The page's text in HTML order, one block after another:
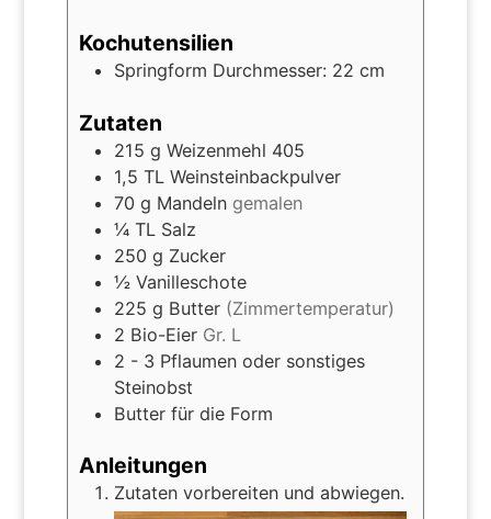
Kochutensilien
Springform Durchmesser: 22 cm
Zutaten
215 g Weizenmehl 405
1,5 TL Weinsteinbackpulver
70 g Mandeln gemalen
¼ TL Salz
250 g Zucker
½ Vanilleschote
225 g Butter (Zimmertemperatur)
2 Bio-Eier Gr. L
2 - 3 Pflaumen oder sonstiges
Steinobst
Butter für die Form
Anleitungen
Zutaten vorbereiten und abwiegen.